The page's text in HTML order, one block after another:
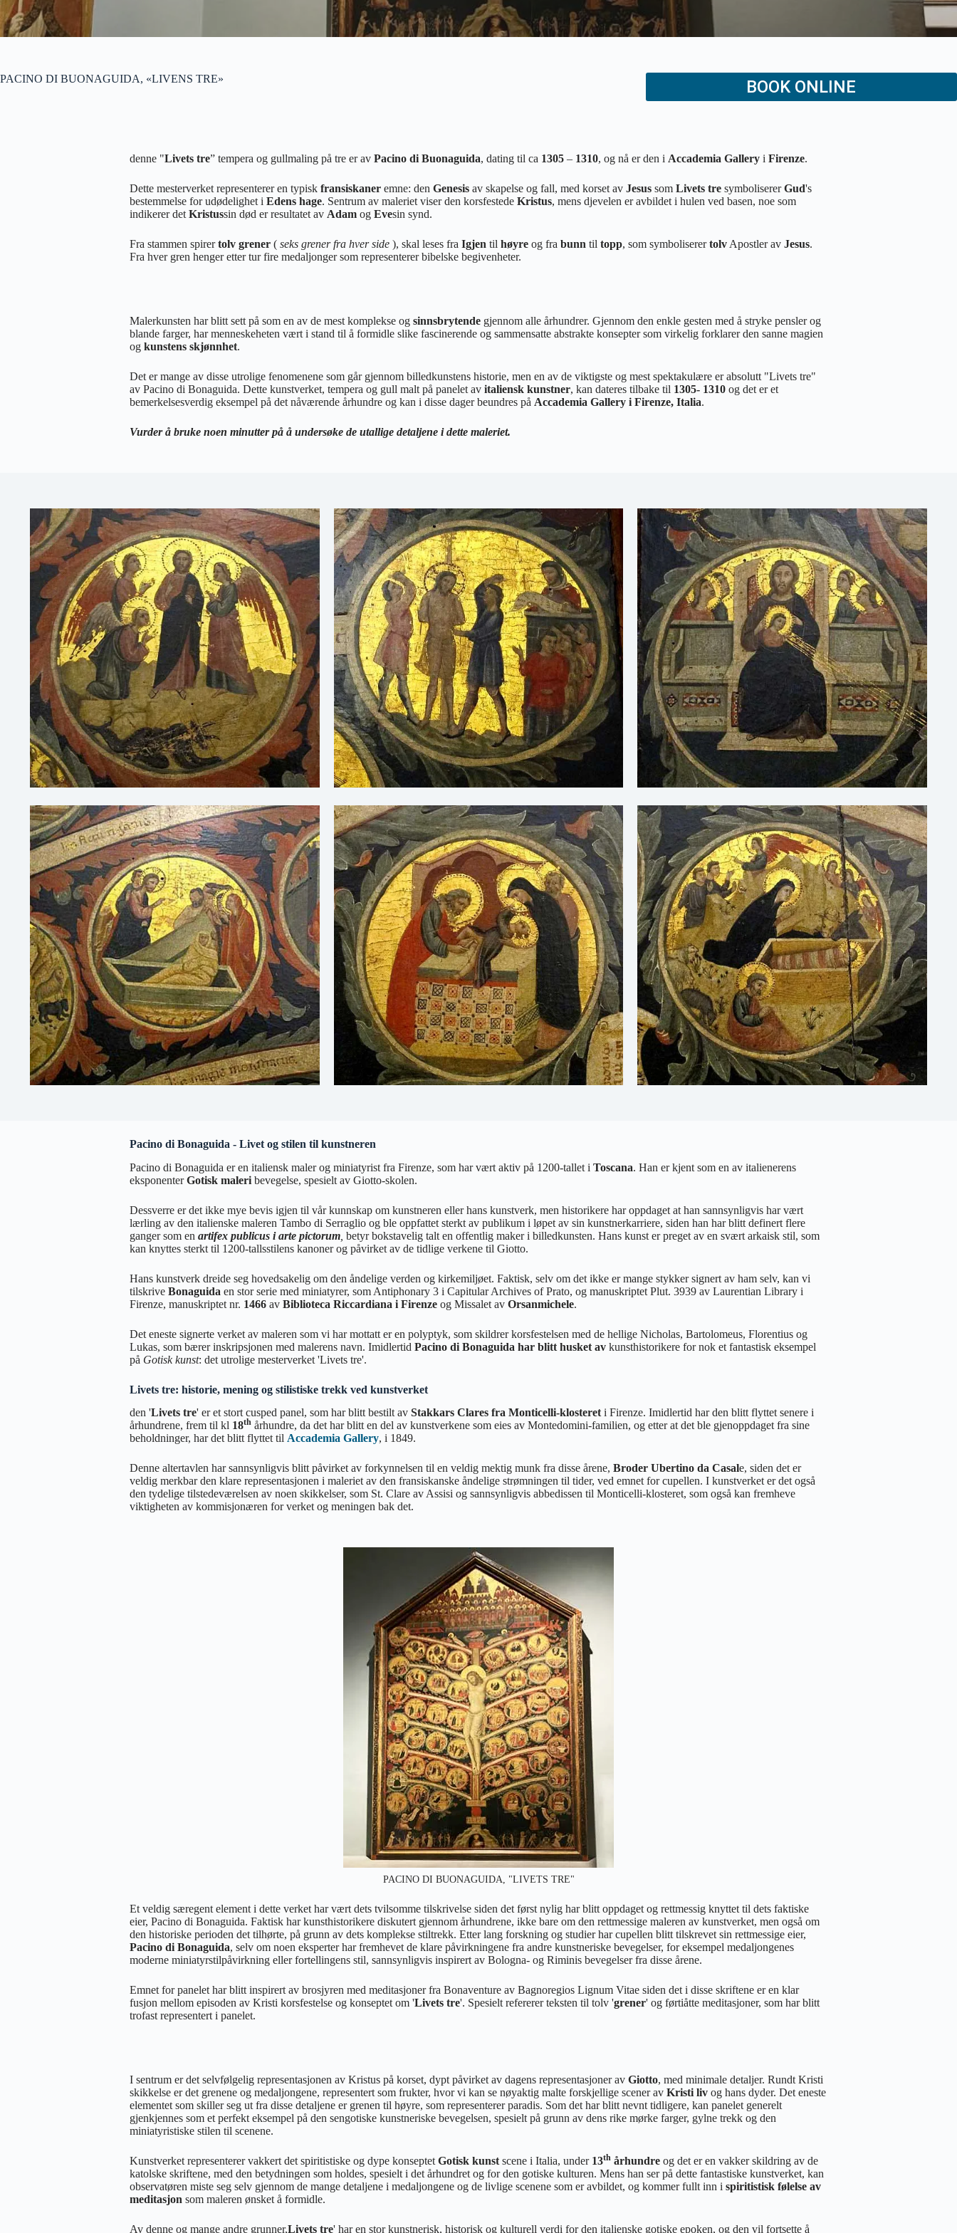
PACINO DI BUONAGUIDA, «LIVENS TRE» BOOK ONLINE
denne "Livets tre” tempera og gullmaling på tre er av Pacino di Buonaguida, dating til ca 1305 – 1310, og nå er den i Accademia Gallery i Firenze.
Dette mesterverket representerer en typisk fransiskaner emne: den Genesis av skapelse og fall, med korset av Jesus som Livets tre symbolisererGud's
bestemmelse for udødelighet i Edens hage. Sentrum av maleriet viser den korsfestede Kristus, mens djevelen er avbildet i hulen ved basen, noe som
indikerer det Kristussin død er resultatet av Adam og Evesin synd.
Fra stammen spirertolv grener ( seks grener fra hver side ), skal leses fra Igjen til høyre og fra bunn til topp, som symboliserertolv Apostler av Jesus.
Fra hver gren henger etter tur fire medaljonger som representerer bibelske begivenheter.
Malerkunsten har blitt sett på som en av de mest komplekse og sinnsbrytende gjennom alle århundrer. Gjennom den enkle gesten med å stryke pensler og
blande farger, har menneskeheten vært i stand til å formidle slike fascinerende og sammensatte abstrakte konsepter som virkelig forklarer den sanne magien
og kunstens skjønnhet.
Det er mange av disse utrolige fenomenene som går gjennom billedkunstens historie, men en av de viktigste og mest spektakulære er absolutt "Livets tre"
av Pacino di Bonaguida. Dette kunstverket, tempera og gull malt på panelet av italiensk kunstner, kan dateres tilbake til 1305- 1310 og det er et
bemerkelsesverdig eksempel på det nåværende århundre og kan i disse dager beundres på Accademia Gallery i Firenze, Italia.
Vurder å bruke noen minutter på å undersøke de utallige detaljene i dette maleriet.
Pacino di Bonaguida - Livet og stilen til kunstneren
Pacino di Bonaguida er en italiensk maler og miniatyrist fra Firenze, som har vært aktiv på 1200-tallet i Toscana. Han er kjent som en av italienerens
eksponenterGotisk maleri bevegelse, spesielt av Giotto-skolen.
Dessverre er det ikke mye bevis igjen til vår kunnskap om kunstneren eller hans kunstverk, men historikere har oppdaget at han sannsynligvis har vært
lærling av den italienske maleren Tambo di Serraglio og ble oppfattet sterkt av publikum i løpet av sin kunstnerkarriere, siden han har blitt definert flere
ganger som en artifex publicus i arte pictorum betyr bokstavelig talt en offentlig maker i billedkunsten. Hans kunst er preget av en svært arkaisk stil, som
kan knyttes sterkt til 1200-tallsstilens kanoner og påvirket av de tidlige verkene til Giotto.
Hans kunstverk dreide seg hovedsakelig om den åndelige verden og kirkemiljøet. Faktisk, selv om det ikke er mange stykker signert av ham selv, kan vi
tilskrive Bonaguida en stor serie med miniatyrer, som Antiphonary 3 i Capitular Archives of Prato, og manuskriptet Plut. 3939 av Laurentian Library i
Firenze, manuskriptet nr. 1466 av Biblioteca Riccardiana i Firenze og Missalet av Orsanmichele.
Det eneste signerte verket av maleren som vi har mottatt er en polyptyk, som skildrer korsfestelsen med de hellige Nicholas, Bartolomeus, Florentius og
Lukas, som bærer inskripsjonen med malerens navn. Imidlertid Pacino di Bonaguida har blitt husket av kunsthistorikere for nok et fantastisk eksempel
på Gotisk kunst: det utrolige mesterverket 'Livets tre'.
Livets tre: historie, mening og stilistiske trekk ved kunstverket
den 'Livets tre' er et stort cusped panel, som har blitt bestilt av Stakkars Clares fra Monticelli-klosteret i Firenze. Imidlertid har den blitt flyttet senere i
århundrene, frem til kl 18th århundre, da det har blitt en del av kunstverkene som eies av Montedomini-familien, og etter at det ble gjenoppdaget fra sine
beholdninger, har det blitt flyttet til Accademia Gallery, i 1849.
Denne altertavlen har sannsynligvis blitt påvirket av forkynnelsen til en veldig mektig munk fra disse årene, Broder Ubertino da Casale, siden det er
veldig merkbar den klare representasjonen i maleriet av den fransiskanske åndelige strømningen til tider, ved emnet for cupellen. I kunstverket er det også
den tydelige tilstedeværelsen av noen skikkelser, som St. Clare av Assisi og sannsynligvis abbedissen til Monticelli-klosteret, som også kan fremheve
viktigheten av kommisjonæren for verket og meningen bak det.
PACINO DI BUONAGUIDA, "LIVETS TRE"
Et veldig særegent element i dette verket har vært dets tvilsomme tilskrivelse siden det først nylig har blitt oppdaget og rettmessig knyttet til dets faktiske
eier, Pacino di Bonaguida. Faktisk har kunsthistorikere diskutert gjennom århundrene, ikke bare om den rettmessige maleren av kunstverket, men også om
den historiske perioden det tilhørte, på grunn av dets komplekse stiltrekk. Etter lang forskning og studier har cupellen blitt tilskrevet sin rettmessige eier,
Pacino di Bonaguida, selv om noen eksperter har fremhevet de klare påvirkningene fra andre kunstneriske bevegelser, for eksempel medaljongenes
moderne miniatyrstilpåvirkning eller fortellingens stil, sannsynligvis inspirert av Bologna- og Riminis bevegelser fra disse årene.
Emnet for panelet har blitt inspirert av brosjyren med meditasjoner fra Bonaventure av Bagnoregios Lignum Vitae siden det i disse skriftene er en klar
fusjon mellom episoden av Kristi korsfestelse og konseptet om 'Livets tre'. Spesielt refererer teksten til tolv 'grener' og førtiåtte meditasjoner, som har blitt
trofast representert i panelet.
I sentrum er det selvfølgelig representasjonen av Kristus på korset, dypt påvirket av dagens representasjoner av Giotto, med minimale detaljer. Rundt Kristi
skikkelse er det grenene og medaljongene, representert som frukter, hvor vi kan se nøyaktig malte forskjellige scener av Kristi liv og hans dyder. Det eneste
elementet som skiller seg ut fra disse detaljene er grenen til høyre, som representerer paradis. Som det har blitt nevnt tidligere, kan panelet generelt
gjenkjennes som et perfekt eksempel på den sengotiske kunstneriske bevegelsen, spesielt på grunn av dens rike mørke farger, gylne trekk og den
miniatyristiske stilen til scenene.
Kunstverket representerer vakkert det spiritistiske og dype konseptet Gotisk kunst scene i Italia, under 13th århundre og det er en vakker skildring av de
katolske skriftene, med den betydningen som holdes, spesielt i det århundret og for den gotiske kulturen. Mens han ser på dette fantastiske kunstverket, kan
observatøren miste seg selv gjennom de mange detaljene i medaljongene og de livlige scenene som er avbildet, og kommer fullt inn i spiritistisk følelse av
meditasjon som maleren ønsket å formidle.
Av denne og mange andre grunner,Livets tre' har en stor kunstnerisk, historisk og kulturell verdi for den italienske gotiske epoken, og den vil fortsette å